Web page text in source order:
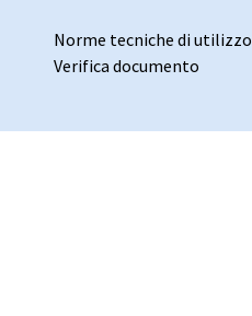
Norme tecniche di utilizzo
Verifica documento